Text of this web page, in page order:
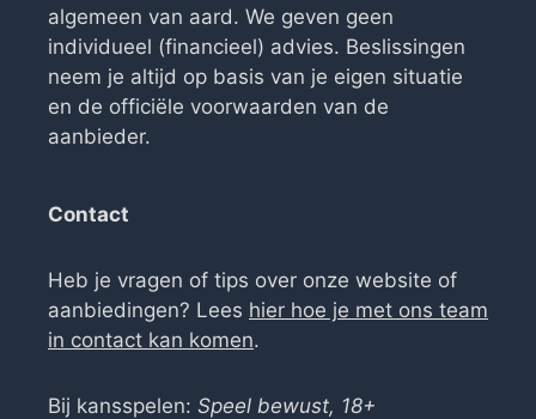
algemeen van aard. We geven geen
individueel (financieel) advies. Beslissingen
neem je altijd op basis van je eigen situatie
en de officiële voorwaarden van de
aanbieder.
Contact
Heb je vragen of tips over onze website of
aanbiedingen? Lees hier hoe je met ons team
in contact kan komen.
Bij kansspelen: Speel bewust, 18+